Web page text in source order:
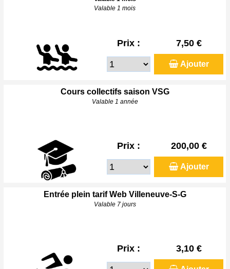
Valable 1 mois
Prix : 7,50 €
Ajouter
Cours collectifs saison VSG
Valable 1 année
Prix : 200,00 €
Ajouter
Entrée plein tarif Web Villeneuve-S-G
Valable 7 jours
Prix : 3,10 €